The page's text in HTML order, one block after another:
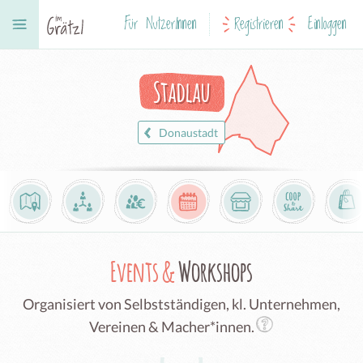
Für NutzerInnen Registrieren Einloggen
Stadlau
Donaustadt
Events &Workshops
Organisiert von Selbstständigen, kl. Unternehmen,
Vereinen & Macher*innen.